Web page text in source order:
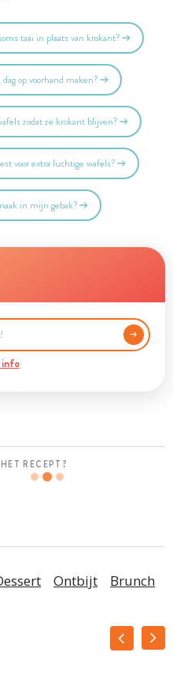
taai in plaats van krokant?
op voorhand maken?
zodat ze krokant blijven?
voor extra luchtige wafels?
in mijn gebak?
RECEPT?
Ontbijt Brunch